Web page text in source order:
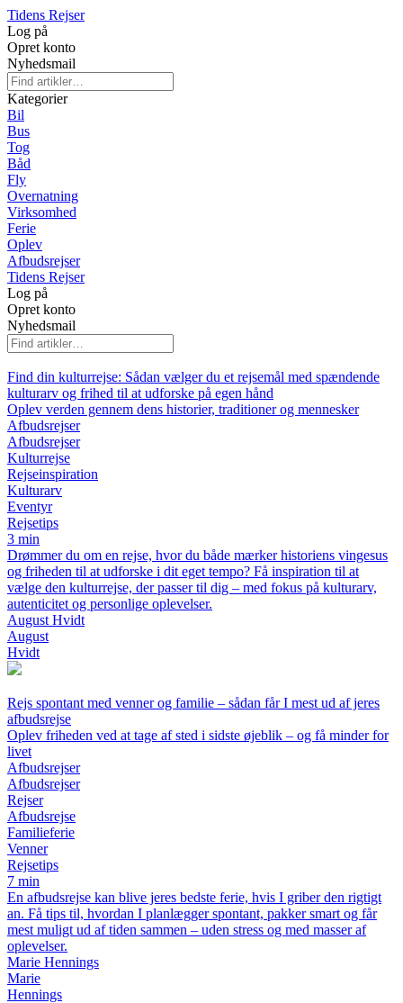
Tidens Rejser
Log på
Opret konto
Nyhedsmail
Kategorier
Bil
Bus
Tog
Båd
Fly
Overnatning
Virksomhed
Ferie
Oplev
Afbudsrejser
Tidens Rejser
Log på
Opret konto
Nyhedsmail
Find din kulturrejse: Sådan vælger du et rejsemål med spændende
kulturarv og frihed til at udforske på egen hånd
Oplev verden gennem dens historier, traditioner og mennesker
Afbudsrejser
Afbudsrejser
Kulturrejse
Rejseinspiration
Kulturarv
Eventyr
Rejsetips
3 min
Drømmer du om en rejse, hvor du både mærker historiens vingesus
og friheden til at udforske i dit eget tempo? Få inspiration til at
vælge den kulturrejse, der passer til dig – med fokus på kulturarv,
autenticitet og personlige oplevelser.
August Hvidt
August
Hvidt
Rejs spontant med venner og familie – sådan får I mest ud af jeres
afbudsrejse
Oplev friheden ved at tage af sted i sidste øjeblik – og få minder for
livet
Afbudsrejser
Afbudsrejser
Rejser
Afbudsrejse
Familieferie
Venner
Rejsetips
7 min
En afbudsrejse kan blive jeres bedste ferie, hvis I griber den rigtigt
an. Få tips til, hvordan I planlægger spontant, pakker smart og får
mest muligt ud af tiden sammen – uden stress og med masser af
oplevelser.
Marie Hennings
Marie
Hennings